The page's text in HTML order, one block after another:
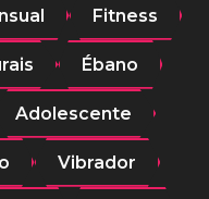
Fitness
Ébano
Adolescente
Vibrador